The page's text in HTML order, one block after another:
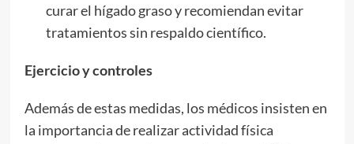
curar el hígado graso y recomiendan evitar
tratamientos sin respaldo científico.
Ejercicio y controles
Además de estas medidas, los médicos insisten en
la importancia de realizar actividad física